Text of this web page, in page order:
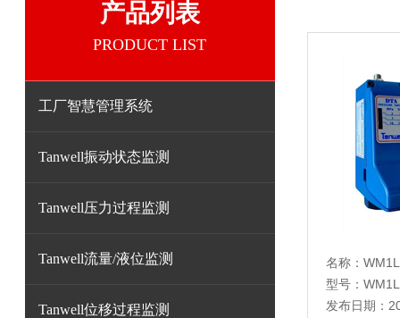
产品列表
PRODUCT LIST
工厂智慧管理系统
Tanwell振动状态监测
Tanwell压力过程监测
Tanwell流量/液位监测
Tanwell位移过程监测
名称：
型号：
发布日期：